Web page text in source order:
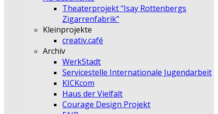
Theaterprojekt “Isay Rottenbergs
Zigarrenfabrik”
Kleinprojekte
creativ.café
Archiv
WerkStadt
Servicestelle Internationale Jugendarbeit
KICKcom
Haus der Vielfalt
Courage Design Projekt